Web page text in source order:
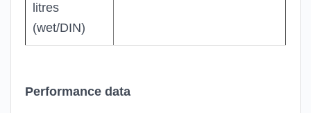
litres
(wet/DIN)
Performance data